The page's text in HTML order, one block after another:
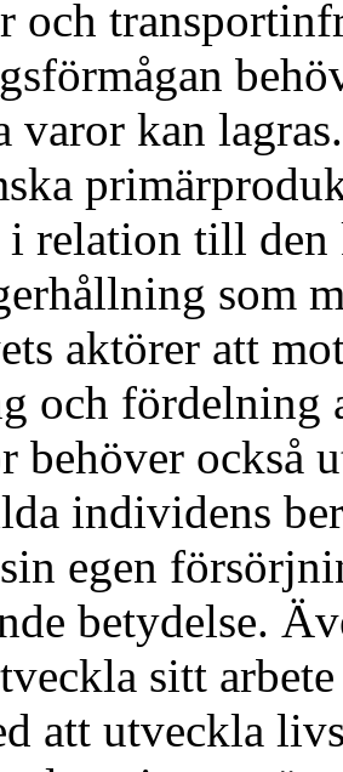
och
varor kan
relation till den
som
aktörer att
och fördelning
behöver också
individens
egen
betydelse.
sitt
att utveckla